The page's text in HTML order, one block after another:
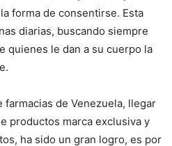
forma de consentirse. Esta
diarias, buscando siempre
quienes le dan a su cuerpo la
farmacias de Venezuela, llegar
productos marca exclusiva y
ha sido un gran logro, es por